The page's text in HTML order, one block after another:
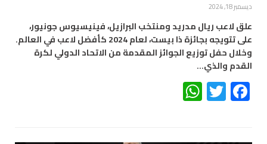
ديسمبر 18, 2024
علق لاعب ريال مدريد ومنتخب البرازيل، فينيسيوس جونيور،
على تتويجه بجائزة ذا بيست، لعام 2024 كأفضل لاعب في العالم.
وخلال حفل توزيع الجوائز المقدمة من الاتحاد الدولي لكرة
القدم والذي…
Facebook
Twitter